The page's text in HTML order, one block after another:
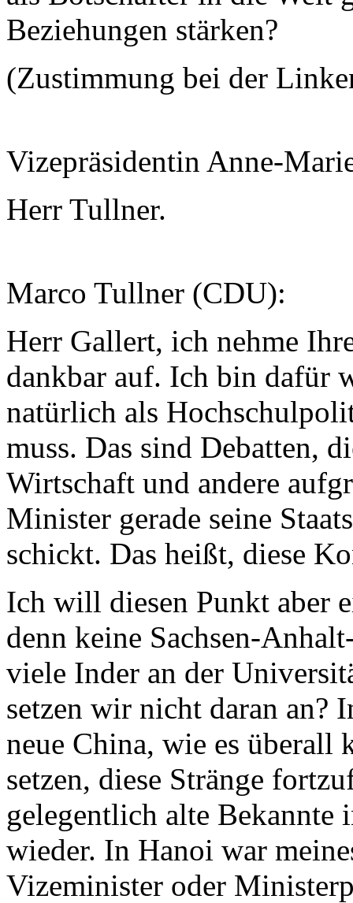
Beziehungen stärken?
(Zustimmung bei der
Vizepräsidentin Anne-
Herr Tullner.
Marco Tullner (CDU):
Herr Gallert, ich nehme
dankbar auf. Ich bin dafür
natürlich als
muss. Das sind Debatten,
Wirtschaft und andere
Minister gerade seine
schickt. Das heißt, diese
Ich will diesen Punkt aber
denn keine Sachsen-
viele Inder an der
setzen wir nicht daran an?
neue China, wie es
setzen, diese Stränge
gelegentlich alte Bekannte
wieder. In Hanoi war
Vizeminister oder